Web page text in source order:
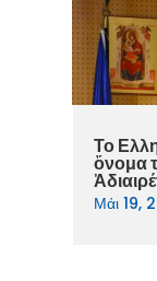
Το
ὄνομα
Μάι 19,